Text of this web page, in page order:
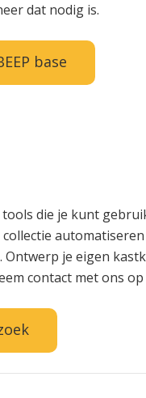
dat nodig is.
base
tools die je kunt
je eigen
contact met ons